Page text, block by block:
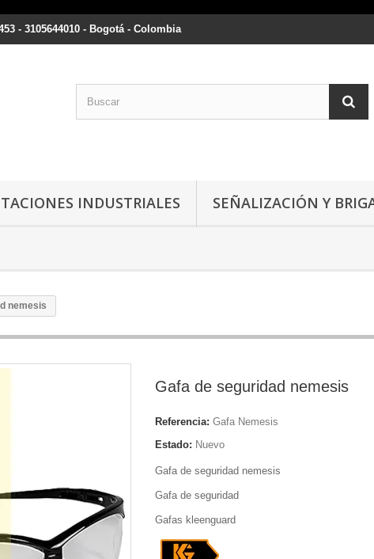
- 3105644010 - Bogotá - Colombia
INDUSTRIALES SEÑALIZACIÓN Y
nemesis
Gafa de seguridad nemesis
Referencia: Gafa Nemesis
Estado: Nuevo
Gafa de seguridad nemesis
Gafa de seguridad
Gafas kleenguard